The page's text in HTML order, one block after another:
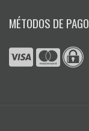
MÉTODOS DE PAGO